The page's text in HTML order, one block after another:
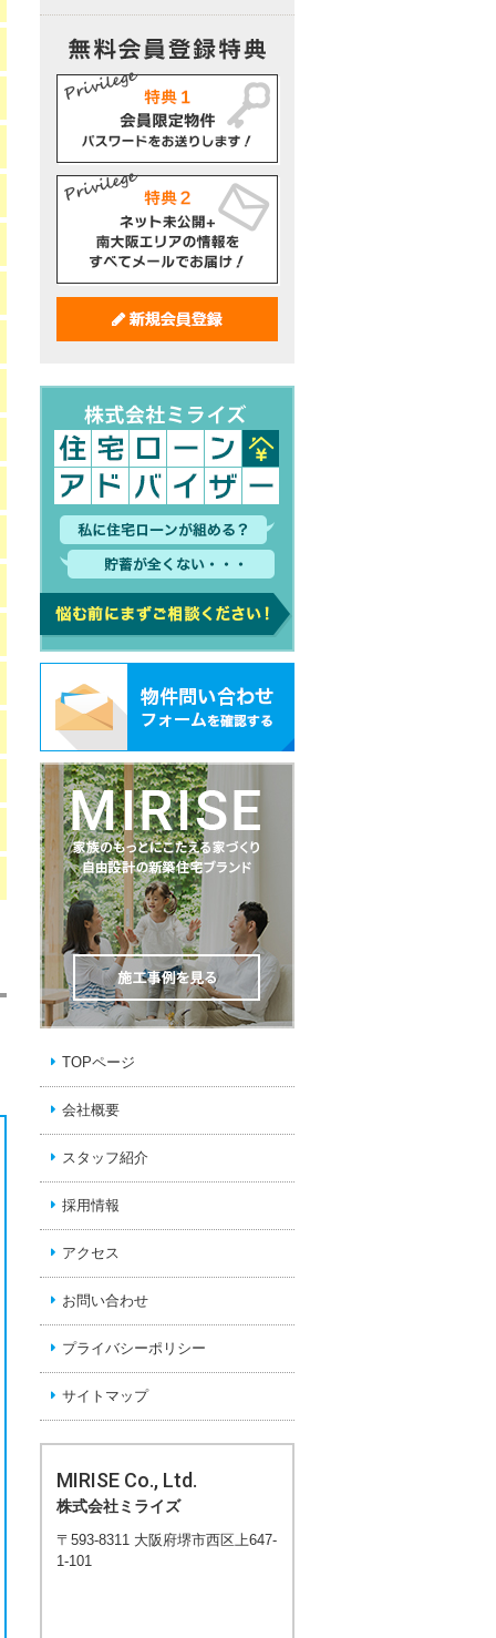
TOPページ
会社概要
スタッフ紹介
採用情報
アクセス
お問い合わせ
プライバシーポリシー
サイトマップ
MIRISE Co., Ltd.
株式会社ミライズ
〒593-8311 大阪府堺市西区上647-
1-101